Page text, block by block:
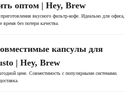
оптом | Hey, Brew
вкусного фильтр-кофе. Идеально для офиса,
без потери качества.
капсулы для
| Hey, Brew
цене. Совместимость с популярными системами.